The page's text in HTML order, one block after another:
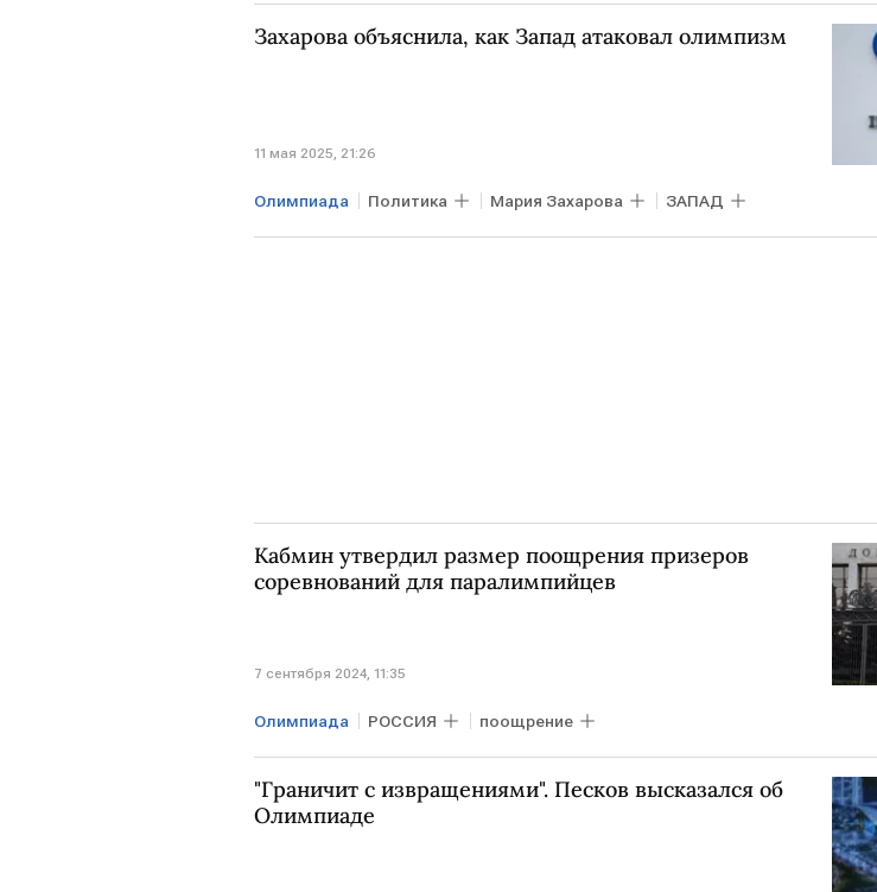
Захарова объяснила, как Запад атаковал олимпизм
11 мая 2025, 21:26
Олимпиада Политика Мария Захарова ЗАПАД
Кабмин утвердил размер поощрения призеров
соревнований для паралимпийцев
7 сентября 2024, 11:35
Олимпиада РОССИЯ поощрение
"Граничит с извращениями". Песков высказался об
Олимпиаде